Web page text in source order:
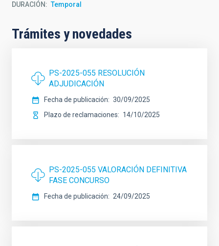
DURACIÓN Temporal
Trámites y novedades
PS-2025-055 RESOLUCIÓN
ADJUDICACIÓN
Fecha de publicación
30/09/2025
Plazo de reclamaciones
14/10/2025
PS-2025-055 VALORACIÓN DEFINITIVA
FASE CONCURSO
Fecha de publicación 24/09/2025